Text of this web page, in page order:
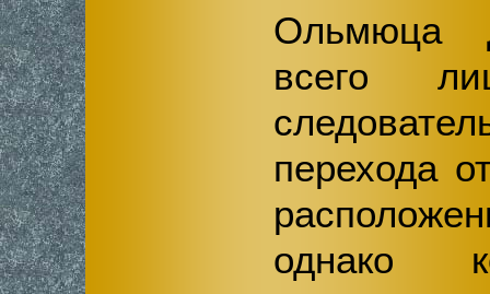
Ольмюца
всего
перехода
однако